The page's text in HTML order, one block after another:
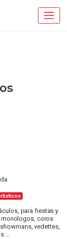
para fiestas y
monologos, coros
vedettes,
...